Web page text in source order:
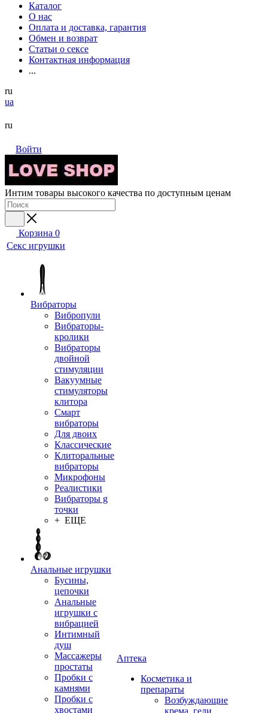
Каталог
О нас
Оплата и доставка, гарантия
Обмен и возврат
Статьи о сексе
Контактная информация
...
ru
ua
ru
Войти
Интим товары высокого качества по доступным ценам
Корзина 0
Секс игрушки
Вибраторы
Вибропули
Вибраторы-
кролики
Вибраторы
двойной
стимуляции
Вакуумные
стимуляторы
клитора
Смарт
вибраторы
Для двоих
Классические
Клиторальные
вибраторы
Микрофоны
Реалистики
Вибраторы g
точки
+ ЕЩЕ
Анальные игрушки
Бусины,
цепочки
Анальные
игрушки с
вибрацией
Интимный
душ
Массажеры
простаты
Пробки с
камнями
Пробки с
хвостами
Аптека
Косметика и
препараты
Возбуждающие
крема, гели